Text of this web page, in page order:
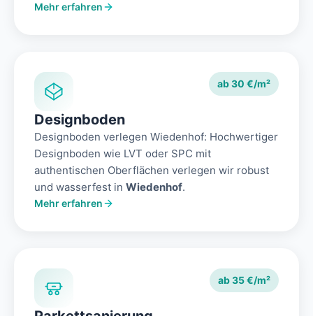
Mehr erfahren
ab 30 €/m²
Designboden
Designboden verlegen Wiedenhof: Hochwertiger
Designboden wie LVT oder SPC mit
authentischen Oberflächen verlegen wir robust
und wasserfest in Wiedenhof.
Mehr erfahren
ab 35 €/m²